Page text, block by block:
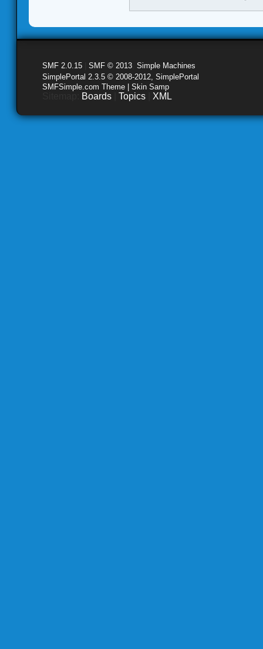
SMF 2.0.15 SMF © 2013 Simple Machines
SimplePortal 2.3.5 © 2008-2012, SimplePortal
SMFSimple.com Theme | Skin Samp
Boards Topics XML